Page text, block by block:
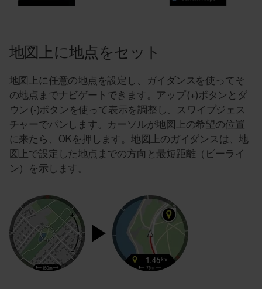
地図上に地点をセット
地図上に任意の地点を設定し、ガイダンスを使ってそ
の地点までナビゲートできます。アップ (+)ボタンとダ
ウン (-)ボタンを使って表示を調整し、スワイプジェス
チャーでパンします。カーソルが地図上の希望の位置
に来たら、OKを押します。地図上のガイダンスは、地
図上で設定した地点までの方向と最短距離（ビーライ
ン）を示します。